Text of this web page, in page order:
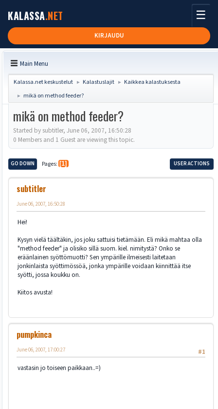
KALASSA.NET
KIRJAUDU
☰
Main Menu
Kalassa.net keskustelut ► Kalastuslajit ► Kaikkea kalastuksesta
► mikä on method feeder?
mikä on method feeder?
Started by subtitler, June 06, 2007, 16:50:28
0 Members and 1 Guest are viewing this topic.
GO DOWN Pages 1 USER ACTIONS
subtitler
June 06, 2007, 16:50:28
Hei!
Kysyn vielä täältäkin, jos joku sattuisi tietämään. Eli mikä mahtaa olla
"method feeder" ja olisiko sillä suom. kiel. nimitystä? Onko se
eräänlainen syöttömuotti? Sen ympärille ilmeisesti laitetaan
jonkinlaista syöttimössöä, jonka ympärille voidaan kiinnittää itse
syötti, jossa koukku on.
Kiitos avusta!
pumpkinca
#1
June 06, 2007, 17:00:27
vastasin jo toiseen paikkaan..=)